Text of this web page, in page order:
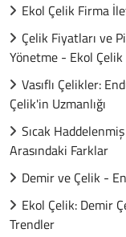
Ekol Çelik Firma
Çelik Fiyatları ve
Yönetme - Ekol
Vasıflı Çelikler:
Çelik'in Uzmanlığı
Sıcak
Arasındaki Farklar
Demir ve Çelik -
Ekol Çelik: Demir
Trendler